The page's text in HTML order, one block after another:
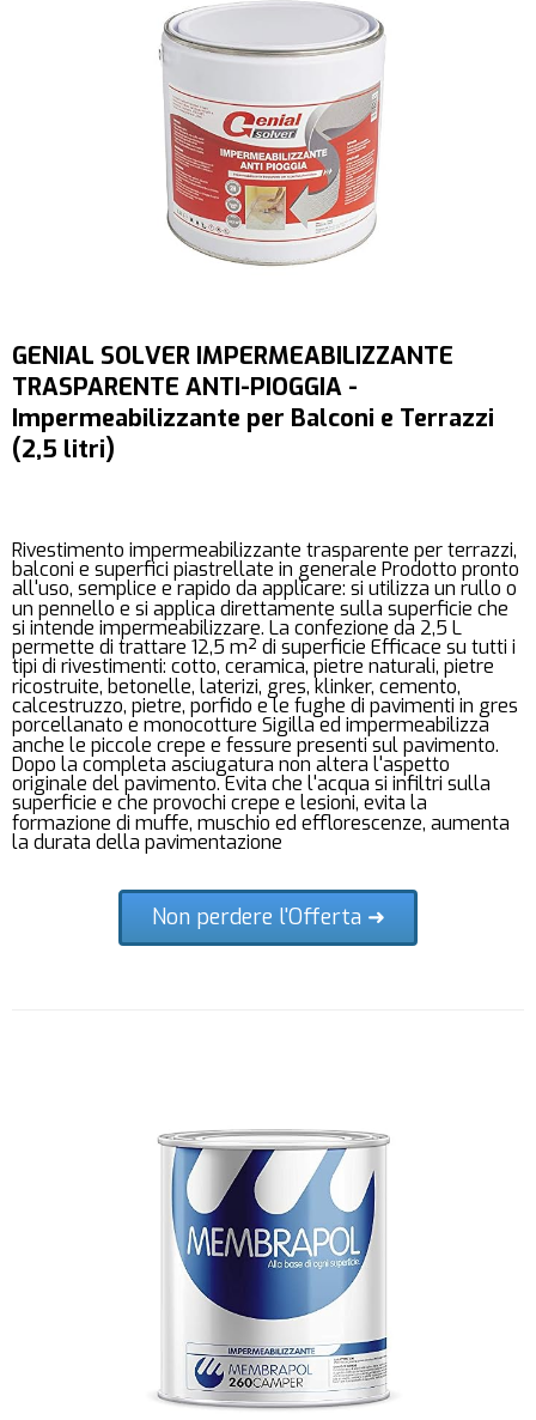
GENIAL SOLVER IMPERMEABILIZZANTE
TRASPARENTE ANTI-PIOGGIA -
Impermeabilizzante per Balconi e Terrazzi
(2,5 litri)
Rivestimento impermeabilizzante trasparente per terrazzi,
balconi e superfici piastrellate in generale Prodotto pronto
all'uso, semplice e rapido da applicare: si utilizza un rullo o
un pennello e si applica direttamente sulla superficie che
si intende impermeabilizzare. La confezione da 2,5 L
permette di trattare 12,5 m² di superficie Efficace su tutti i
tipi di rivestimenti: cotto, ceramica, pietre naturali, pietre
ricostruite, betonelle, laterizi, gres, klinker, cemento,
calcestruzzo, pietre, porfido e le fughe di pavimenti in gres
porcellanato e monocotture Sigilla ed impermeabilizza
anche le piccole crepe e fessure presenti sul pavimento.
Dopo la completa asciugatura non altera l'aspetto
originale del pavimento. Evita che l'acqua si infiltri sulla
superficie e che provochi crepe e lesioni, evita la
formazione di muffe, muschio ed efflorescenze, aumenta
la durata della pavimentazione
Non perdere l'Offerta ➜